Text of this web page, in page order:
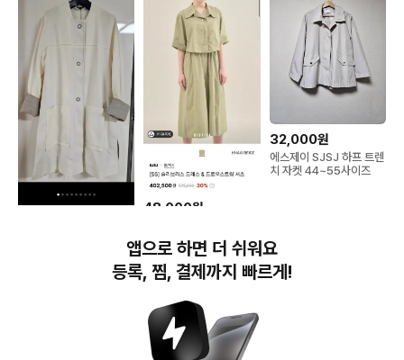
시스템 아이보리 린넨자켓
48,000원
자켓
32,000원
에스제이 SJSJ 하프 트렌
치 자켓 44~55사이즈
번개장터(주) 사업자정보, 이용약관 및 기타 법적고지
앱으로 하면 더 쉬워요
등록, 찜, 결제까지 빠르게!